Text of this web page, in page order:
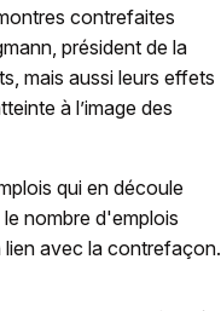
contrefaites
président de la
mais aussi leurs effets
à l’image des
qui en découle
nombre d'emplois
lien avec la contrefaçon.